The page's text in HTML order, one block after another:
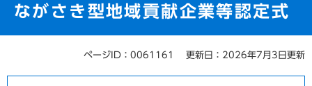
ながさき型地域貢献企業等認定式
ページID：0061161 更新日：2026年7月3日更新